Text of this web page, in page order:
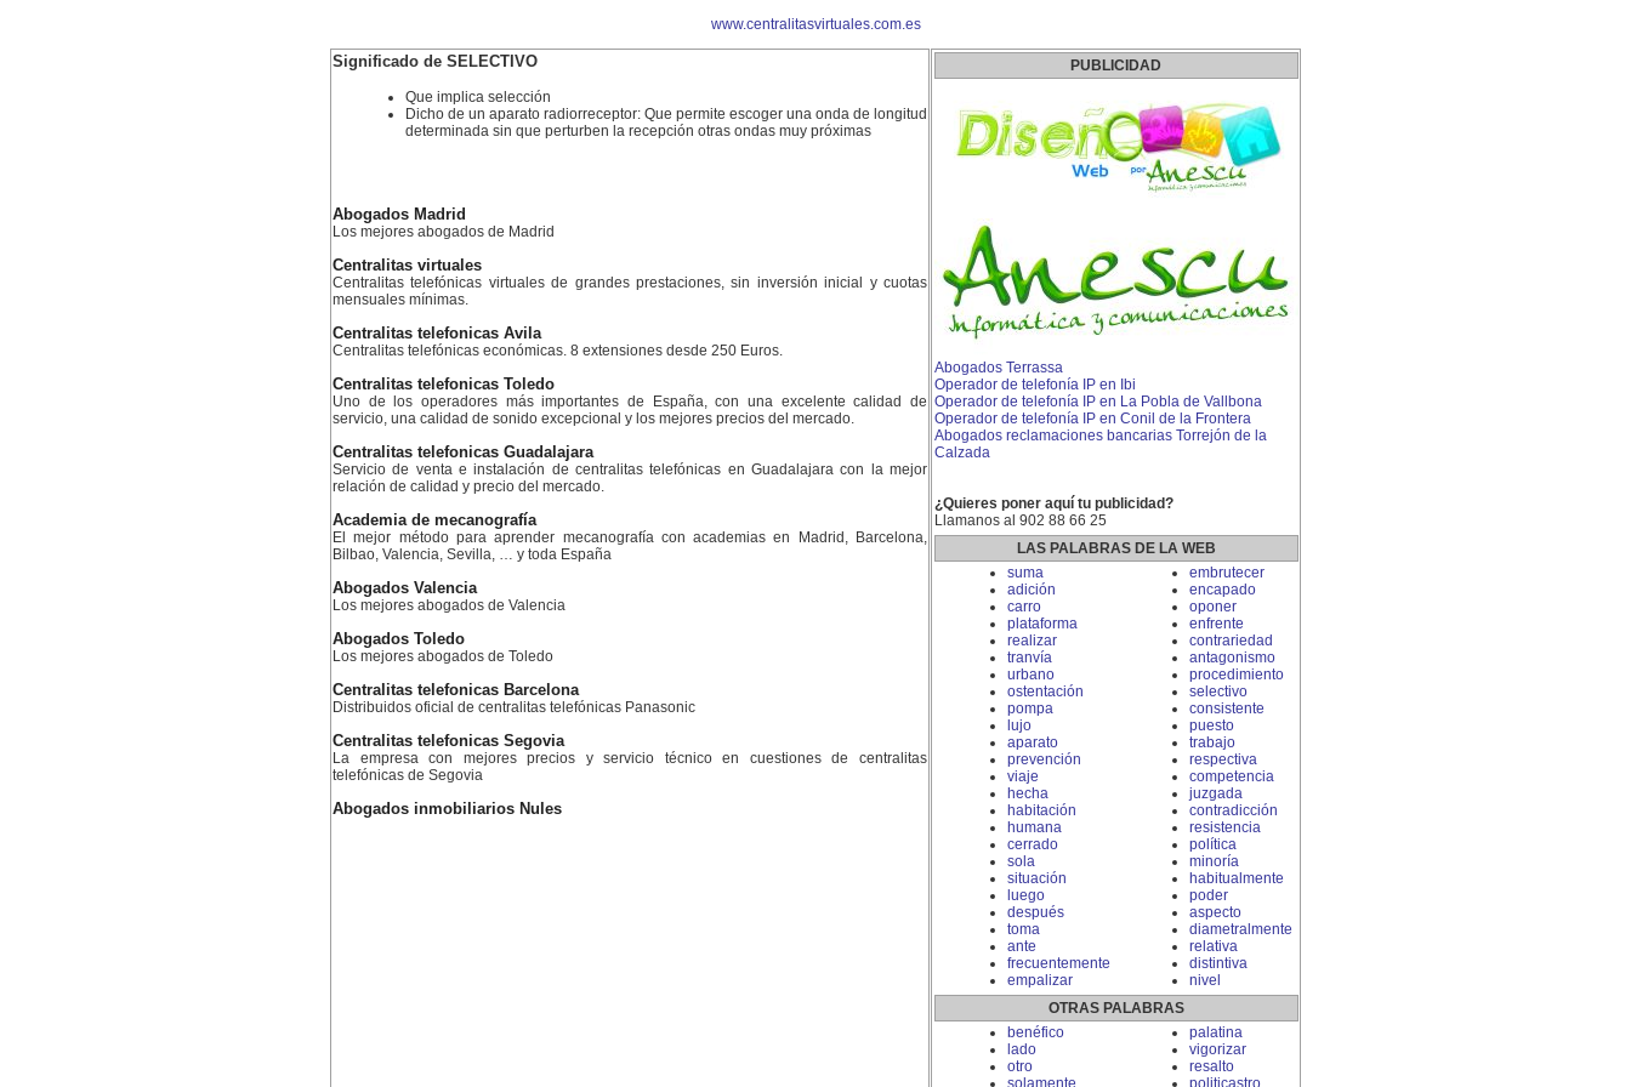
www.centralitasvirtuales.com.es
Significado de SELECTIVO
Que implica selección
Dicho de un aparato radiorreceptor: Que permite escoger una onda de longitud
determinada sin que perturben la recepción otras ondas muy próximas
Abogados Madrid
Los mejores abogados de Madrid
Centralitas virtuales
Centralitas telefónicas virtuales de grandes prestaciones, sin inversión inicial y cuotas
mensuales mínimas.
Centralitas telefonicas Avila
Centralitas telefónicas económicas. 8 extensiones desde 250 Euros.
Centralitas telefonicas Toledo
Uno de los operadores más importantes de España, con una excelente calidad de
servicio, una calidad de sonido excepcional y los mejores precios del mercado.
Centralitas telefonicas Guadalajara
Servicio de venta e instalación de centralitas telefónicas en Guadalajara con la mejor
relación de calidad y precio del mercado.
Academia de mecanografía
El mejor método para aprender mecanografía con academias en Madrid, Barcelona,
Bilbao, Valencia, Sevilla, … y toda España
Abogados Valencia
Los mejores abogados de Valencia
Abogados Toledo
Los mejores abogados de Toledo
Centralitas telefonicas Barcelona
Distribuidos oficial de centralitas telefónicas Panasonic
Centralitas telefonicas Segovia
La empresa con mejores precios y servicio técnico en cuestiones de centralitas
telefónicas de Segovia
Abogados inmobiliarios Nules
PUBLICIDAD
Abogados Terrassa
Operador de telefonía IP en Ibi
Operador de telefonía IP en La Pobla de Vallbona
Operador de telefonía IP en Conil de la Frontera
Abogados reclamaciones bancarias Torrejón de la
Calzada
¿Quieres poner aquí tu publicidad?
Llamanos al 902 88 66 25
LAS PALABRAS DE LA WEB
suma
adición
carro
plataforma
realizar
tranvía
urbano
ostentación
pompa
lujo
aparato
prevención
viaje
hecha
habitación
humana
cerrado
sola
situación
luego
después
toma
ante
frecuentemente
empalizar
embrutecer
encapado
oponer
enfrente
contrariedad
antagonismo
procedimiento
selectivo
consistente
puesto
trabajo
respectiva
competencia
juzgada
contradicción
resistencia
política
minoría
habitualmente
poder
aspecto
diametralmente
relativa
distintiva
nivel
OTRAS PALABRAS
benéfico
lado
otro
solamente
palatina
vigorizar
resalto
politicastro